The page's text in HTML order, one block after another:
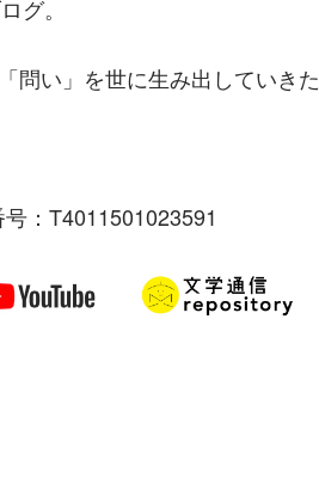
グ。
問い」を世に生み出していきた
：T4011501023591